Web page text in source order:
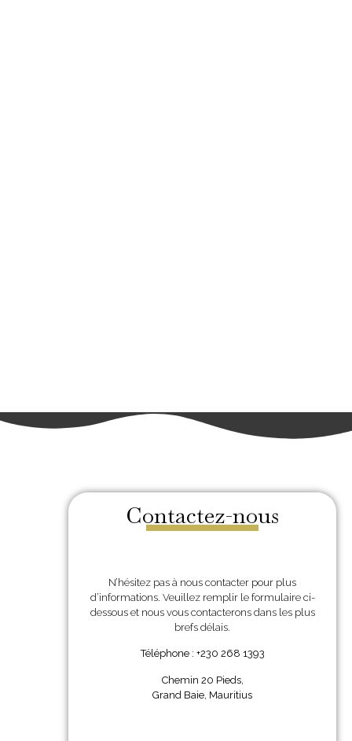
Contactez-nous
N’hésitez pas à nous contacter pour plus
d’informations. Veuillez remplir le formulaire ci-
dessous et nous vous contacterons dans les plus
brefs délais.
Téléphone : +230 268 1393
Chemin 20 Pieds,
Grand Baie, Mauritius